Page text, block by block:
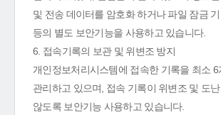
및 전송 데이터를 암호화 하거나 파일 잠금
등의 별도 보안기능을 사용하고 있습니다.
6. 접속기록의 보관 및 위변조 방지
개인정보처리시스템에 접속한 기록을 최소 6
관리하고 있으며, 접속 기록이 위변조 및 도
않도록 보안기능 사용하고 있습니다.